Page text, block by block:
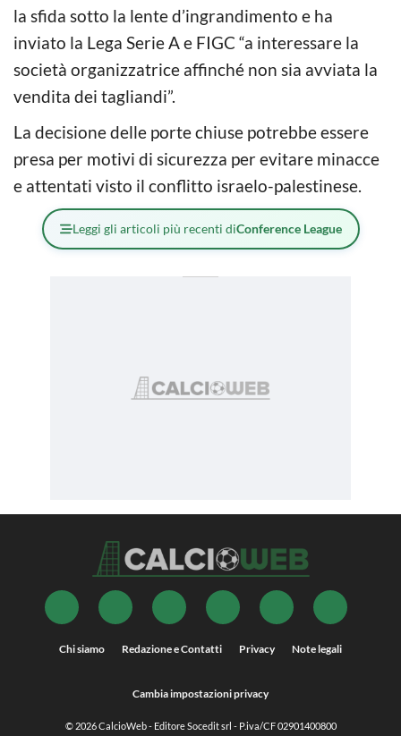
la sfida sotto la lente d’ingrandimento e ha
inviato la Lega Serie A e FIGC “a interessare la
società organizzatrice affinché non sia avviata la
vendita dei tagliandi”.
La decisione delle porte chiuse potrebbe essere
presa per motivi di sicurezza per evitare minacce
e attentati visto il conflitto israelo-palestinese.
Leggi gli articoli più recenti diConference League
Chi siamo Redazione e Contatti Privacy Note legali
Cambia impostazioni privacy
© 2026CalcioWeb- Editore Socedit srl - P.iva/CF 02901400800